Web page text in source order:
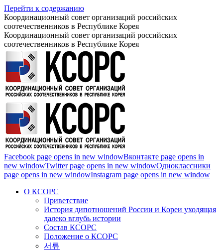
Перейти к содержанию
Координационный совет организаций российских
соотечественников в Республике Корея
Координационный совет организаций российских
соотечественников в Республике Корея
Facebook page opens in new windowВконтакте page opens in
new windowTwitter page opens in new windowОдноклассники
page opens in new windowInstagram page opens in new window
О КСОРС
Приветствие
История дипотношений России и Кореи уходящая
далеко вглубь истории
Состав КСОРС
Положение о КСОРС
서류